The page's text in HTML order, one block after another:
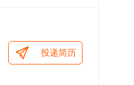
投递简历